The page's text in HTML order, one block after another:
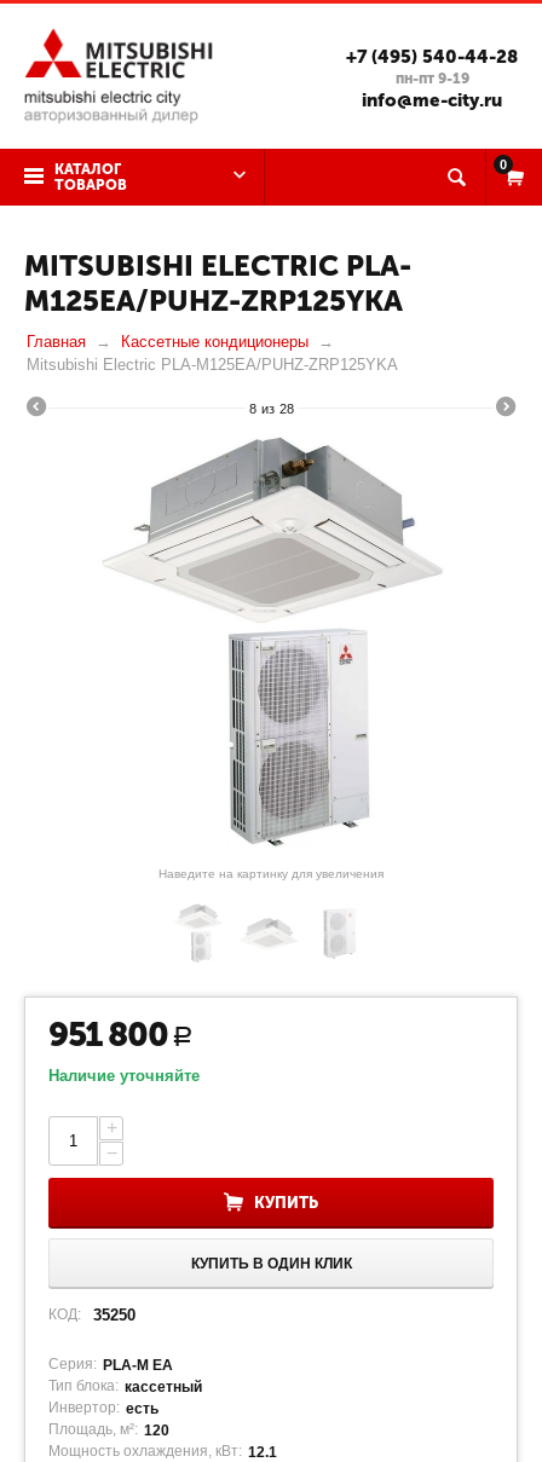
+7 (495) 540-44-28
пн-пт 9-19
info@me-city.ru
КАТАЛОГ
ТОВАРОВ
0
MITSUBISHI ELECTRIC PLA-
M125EA/PUHZ-ZRP125YKA
Главная
Кассетные кондиционеры
Mitsubishi Electric PLA-M125EA/PUHZ-ZRP125YKA
8 из 28
Наведите на картинку для увеличения
951 800 Р
Наличие уточняйте
+
−
КУПИТЬ
КУПИТЬ В ОДИН КЛИК
КОД: 35250
Серия: PLA-M EA
Тип блока: кассетный
Инвертор: есть
Площадь, м²: 120
Мощность охлаждения, кВт: 12.1